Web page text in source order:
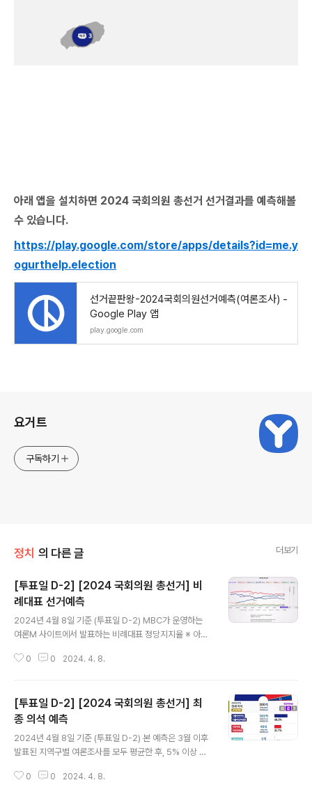
아래 앱을 설치하면 2024 국회의원 총선거 선거결과를 예측해볼
수 있습니다.
https://play.google.com/store/apps/details?id=me.y
ogurthelp.election
선거끝판왕-2024국회의원선거예측(여론조사) -
Google Play 앱
play.google.com
요거트
구독하기
정치 의 다른 글 더보기
[투표일 D-2] [2024 국회의원 총선거] 비
례대표 선거예측
2024년 4월 8일 기준 (투표일 D-2) MBC가 운영하는
여론M 사이트에서 발표하는 비례대표 정당지지율 ※ 아래
볼 수 있습니다. https://play.google.com/store/app
024년 국회의원 선거 정보 / 역대 국회의원 / 대통령 선거
개표 결과 play.google.com
0 0 2024. 4. 8.
[투표일 D-2] [2024 국회의원 총선거] 최
종 의석 예측
2024년 4월 8일 기준 (투표일 D-2) 본 예측은 3월 이후
발표된 지역구별 여론조사를 모두 평균한 후, 5% 이상 차
경합지역으로 가른 후, 양당에 균등 배분하였습니다. 여론
0 0 2024. 4. 8.